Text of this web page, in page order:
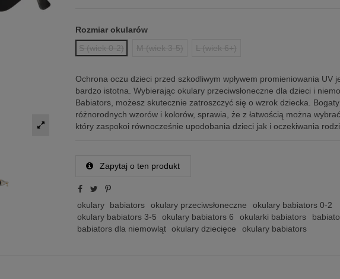
Rozmiar okularów
S (wiek 0-2)
M (wiek 3-5) L (wiek 6+)
Ochrona oczu dzieci przed szkodliwym wpływem promieniowania UV
bardzo istotna. Wybierając okulary przeciwsłoneczne dla dzieci i
Babiators, możesz skutecznie zatroszczyć się o wzrok dziecka.
różnorodnych wzorów i kolorów, sprawia, że z łatwością można
który zaspokoi równocześnie upodobania dzieci jak i oczekiwania
Zapytaj o ten produkt
okulary babiators okulary przeciwsłoneczne
okulary babiators 0-2
okulary babiators 3-5
okulary babiators 6 okularki babiators
babiators dla niemowląt okulary dziecięce okulary babiators